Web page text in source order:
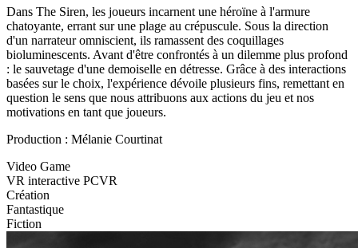
Dans The Siren, les joueurs incarnent une héroïne à l'armure
chatoyante, errant sur une plage au crépuscule. Sous la direction
d'un narrateur omniscient, ils ramassent des coquillages
bioluminescents. Avant d'être confrontés à un dilemme plus profond
: le sauvetage d'une demoiselle en détresse. Grâce à des interactions
basées sur le choix, l'expérience dévoile plusieurs fins, remettant en
question le sens que nous attribuons aux actions du jeu et nos
motivations en tant que joueurs.
Production : Mélanie Courtinat
Video Game
VR interactive PCVR
Création
Fantastique
Fiction